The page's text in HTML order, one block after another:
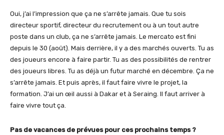
Oui, j’ai l’impression que ça ne s’arrête jamais. Que tu sois
directeur sportif, directeur du recrutement ou à un tout autre
poste dans un club, ça ne s’arrête jamais. Le mercato est fini
depuis le 30 (août). Mais derrière, il y a des marchés ouverts. Tu as
des joueurs encore à faire partir. Tu as des possibilités de rentrer
des joueurs libres. Tu as déjà un futur marché en décembre. Ça ne
s’arrête jamais. Et puis après, il faut faire vivre le projet, la
formation. J’ai un œil aussi à Dakar et à Seraing. Il faut arriver à
faire vivre tout ça.
Pas de vacances de prévues pour ces prochains temps ?